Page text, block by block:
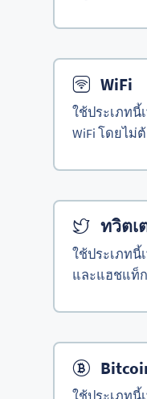
WiFi
ใช้ประเภทนี้
WiFi โดยไม่
ทวิตเ
ใช้ประเภทนี้
และแฮชแท็
ใช้ประเภทนี้